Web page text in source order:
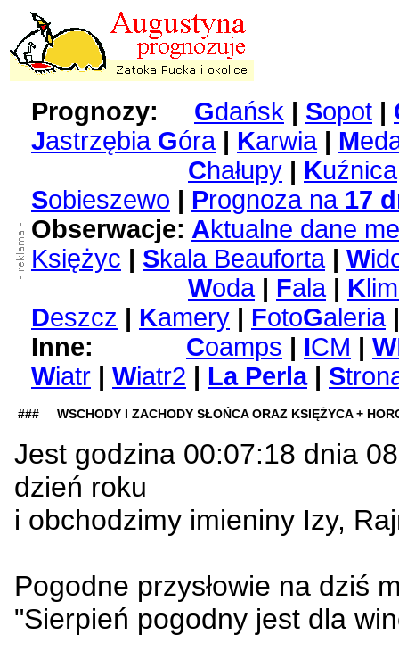
Prognozy: Gdańsk | Sopot |
Jastrzębia Góra | Karwia | M
Chałupy | Kuźnica
Sobieszewo | Prognoza na 17
Obserwacje: Aktualne dane
Księżyc | Skala Beauforta | W
Woda | Fala | K
Deszcz | Kamery | FotoGaleria |
Inne:
Coamps | ICM | W
Wiatr | Wiatr2 | La Perla | S
### WSCHODY I ZACHODY SŁOŃCA ORAZ KSIĘŻYCA +
Jest godzina 00:07:18 dnia
dzień roku
i obchodzimy imieniny Izy,
Pogodne przysłowie na dziś
"Sierpień pogodny jest dla